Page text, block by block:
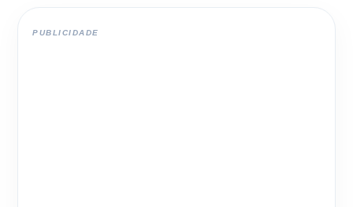
PUBLICIDADE